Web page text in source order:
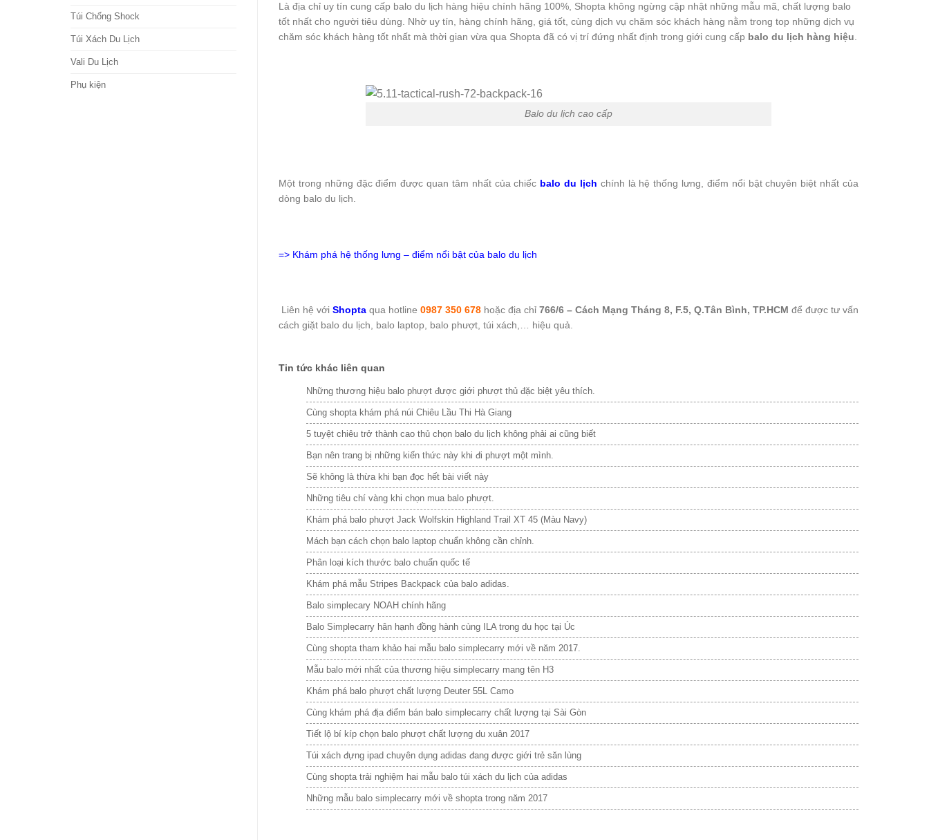
Túi Chống Shock
Túi Xách Du Lịch
Vali Du Lịch
Phụ kiện
Là địa chỉ uy tín cung cấp balo du lịch hàng hiệu chính hãng 100%, Shopta không ngừng cập nhật những mẫu mã, chất lượng balo
tốt nhất cho người tiêu dùng. Nhờ uy tín, hàng chính hãng, giá tốt, cùng dịch vụ chăm sóc khách hàng nằm trong top những dịch vụ
chăm sóc khách hàng tốt nhất mà thời gian vừa qua Shopta đã có vị trí đứng nhất định trong giới cung cấp balo du lịch hàng hiệu.
Balo du lịch cao cấp
Một trong những đặc điểm được quan tâm nhất của chiếc balo du lịch chính là hệ thống lưng, điểm nổi bật chuyên biệt nhất của
dòng balo du lịch.
=> Khám phá hệ thống lưng – điểm nổi bật của balo du lịch
Liên hệ với Shopta qua hotline 0987 350 678 hoặc địa chỉ 766/6 – Cách Mạng Tháng 8, F.5, Q.Tân Bình, TP.HCM để được tư vấn
cách giặt balo du lịch, balo laptop, balo phượt, túi xách,… hiệu quả.
Tin tức khác liên quan
Những thương hiệu balo phượt được giới phượt thủ đặc biệt yêu thích.
Cùng shopta khám phá núi Chiêu Lầu Thi Hà Giang
5 tuyệt chiêu trở thành cao thủ chọn balo du lịch không phải ai cũng biết
Bạn nên trang bị những kiến thức này khi đi phượt một mình.
Sẽ không là thừa khi bạn đọc hết bài viết này
Những tiêu chí vàng khi chọn mua balo phượt.
Khám phá balo phượt Jack Wolfskin Highland Trail XT 45 (Màu Navy)
Mách bạn cách chọn balo laptop chuẩn không cần chỉnh.
Phân loại kích thước balo chuẩn quốc tế
Khám phá mẫu Stripes Backpack của balo adidas.
Balo simplecary NOAH chính hãng
Balo Simplecarry hân hạnh đồng hành cùng ILA trong du học tại Úc
Cùng shopta tham khảo hai mẫu balo simplecarry mới về năm 2017.
Mẫu balo mới nhất của thương hiệu simplecarry mang tên H3
Khám phá balo phượt chất lượng Deuter 55L Camo
Cùng khám phá địa điểm bán balo simplecarry chất lượng tại Sài Gòn
Tiết lộ bí kíp chọn balo phượt chất lượng du xuân 2017
Túi xách đựng ipad chuyên dụng adidas đang được giới trẻ săn lùng
Cùng shopta trải nghiệm hai mẫu balo túi xách du lịch của adidas
Những mẫu balo simplecarry mới về shopta trong năm 2017